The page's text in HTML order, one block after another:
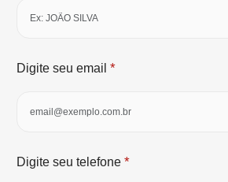
Digite seu email *
Digite seu telefone *